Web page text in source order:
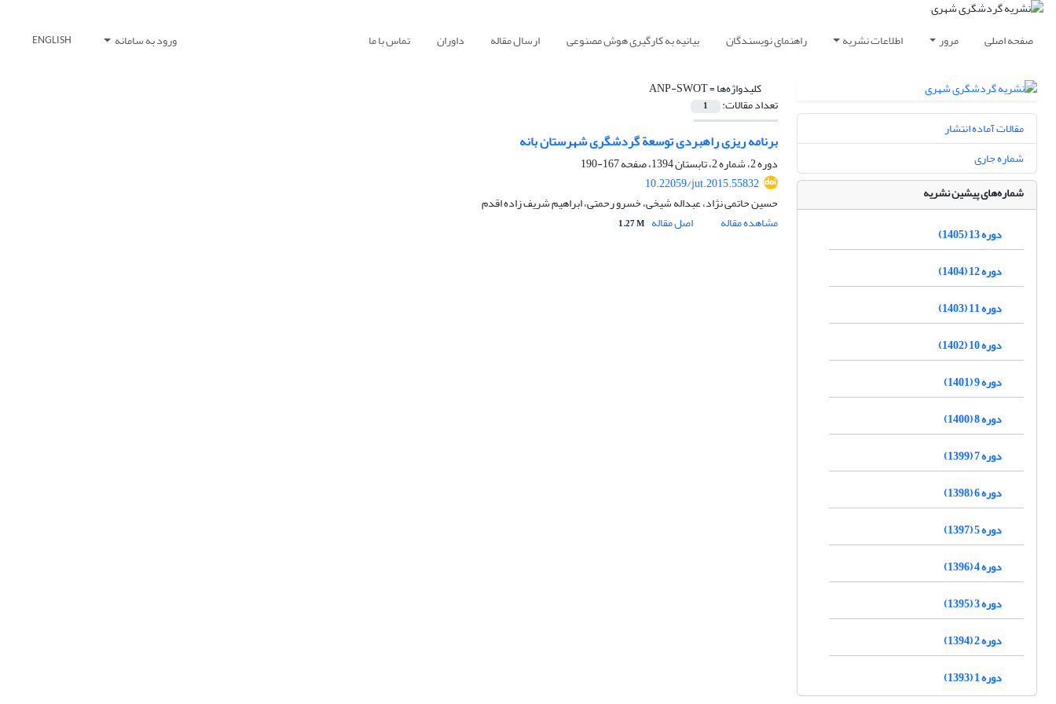
صفحه اصلی مرور اطلاعات نشریه راهنمای نویسندگان بیانیه به کارگیری هوش مصنوعی ارسال مقاله داوران تماس با ما ورود به سامانه ENGLISH
کلیدواژه‌ها =ANP-SWOT
تعداد مقالات: 1
برنامه ‏ریزی راهبردی توسعة گردشگری شهرستان بانه
دوره 2، شماره 2، تابستان 1394، صفحه
167-190
10.22059/jut.2015.55832
حسین حاتمی نژاد، عبداله شیخی، خسرو رحمتی، ابراهیم شریف زاده اقدم
مشاهده مقاله
اصل مقاله 1.27 M
مقالات آماده انتشار
شماره جاری
شماره‌های پیشین نشریه
دوره 13 (1405)
دوره 12 (1404)
دوره 11 (1403)
دوره 10 (1402)
دوره 9 (1401)
دوره 8 (1400)
دوره 7 (1399)
دوره 6 (1398)
دوره 5 (1397)
دوره 4 (1396)
دوره 3 (1395)
دوره 2 (1394)
دوره 1 (1393)